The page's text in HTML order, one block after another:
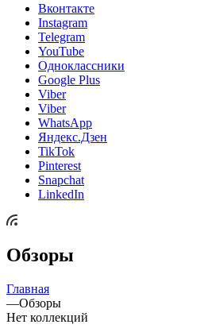
Вконтакте
Instagram
Telegram
YouTube
Одноклассники
Google Plus
Viber
Viber
WhatsApp
Яндекс.Дзен
TikTok
Pinterest
Snapchat
LinkedIn
Обзоры
Главная
—Обзоры
Нет коллекций